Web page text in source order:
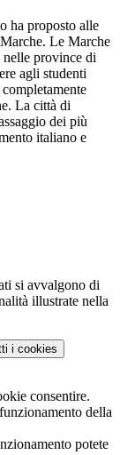
ha proposto alle
Le Marche
nelle province di
agli studenti
La città di
dei più
italiano e
si avvalgono di
illustrate nella
i cookies
consentire.
della
potete